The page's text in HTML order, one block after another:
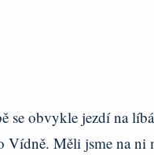
se obvykle jezdí na
Měli jsme na ni